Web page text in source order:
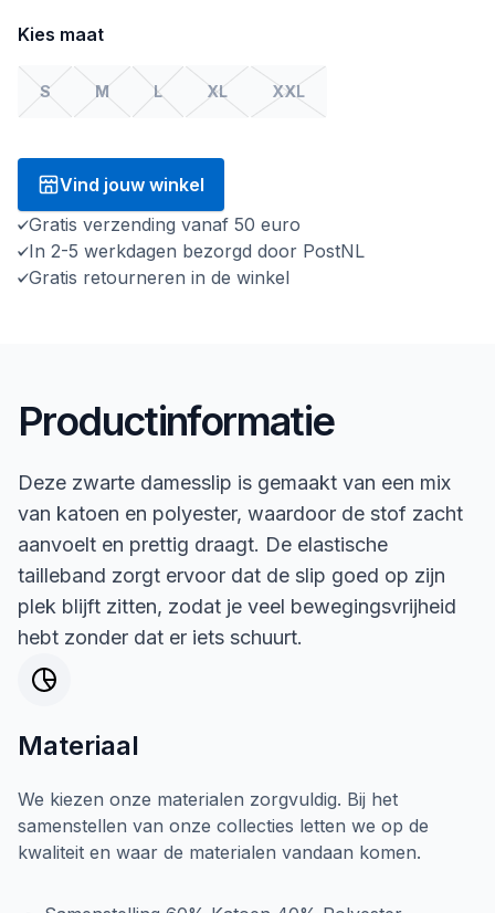
Kies maat
S M L XL XXL
Vind jouw winkel
Gratis verzending vanaf 50 euro
In 2-5 werkdagen bezorgd door PostNL
Gratis retourneren in de winkel
Productinformatie
Deze zwarte damesslip is gemaakt van een mix
van katoen en polyester, waardoor de stof zacht
aanvoelt en prettig draagt. De elastische
tailleband zorgt ervoor dat de slip goed op zijn
plek blijft zitten, zodat je veel bewegingsvrijheid
hebt zonder dat er iets schuurt.
Materiaal
We kiezen onze materialen zorgvuldig. Bij het
samenstellen van onze collecties letten we op de
kwaliteit en waar de materialen vandaan komen.